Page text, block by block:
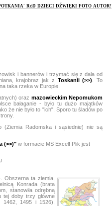
RóD DZIECI DŹWIĘKI FOTO AUTOR!
i bannerów i trzymać się z dala od
krajobraz jak z Toskanii (>>)
. To
taka rzeka w Europie.
oraz mazowieckim Nepomukom
bałaganie - było tu dużo majątków
że nie było to "ich". Sporo tu śladów po
(Ziemia Radomska i sąsiednie) nie są
(>>)" w formacie MS Excel! Plik jest
. Obszerna ta ziemia,
Konrada (brata
stanowiła odrębną
tej doby trzy główne
1495 i 1526),